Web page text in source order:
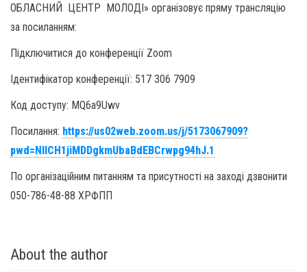
ОБЛАСНИЙ ЦЕНТР МОЛОДІ» організовує пряму трансляцію
за посиланням:
Підключитися до конференції Zoom
Ідентифікатор конференції: 517 306 7909
Код доступу: MQ6a9Uwv
Посилання: https://us02web.zoom.us/j/5173067909?
pwd=NIICH1jiMDDgkmUbaBdEBCrwpg94hJ.1
По організаційним питанням та присутності на заході дзвонити
050-786-48-88 ХРФПП
About the author